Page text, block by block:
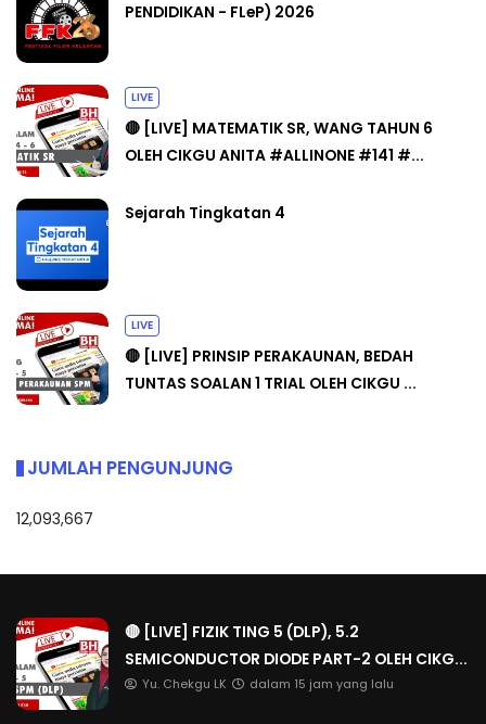
PENDIDIKAN - FLeP) 2026
LIVE
🔴 [LIVE] MATEMATIK SR, WANG TAHUN 6
OLEH CIKGU ANITA #ALLINONE #141 #...
Sejarah Tingkatan 4
LIVE
🔴 [LIVE] PRINSIP PERAKAUNAN, BEDAH
TUNTAS SOALAN 1 TRIAL OLEH CIKGU ...
JUMLAH PENGUNJUNG
12,093,667
🔴 [LIVE] FIZIK TING 5 (DLP), 5.2
SEMICONDUCTOR DIODE PART-2 OLEH CIKG...
Yu. Chekgu LK dalam 15 jam yang lalu